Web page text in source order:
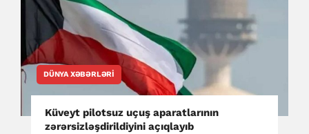
DÜNYA XƏBƏRLƏRI
Küveyt pilotsuz uçuş aparatlarının
zərərsizləşdirildiyini açıqlayıb